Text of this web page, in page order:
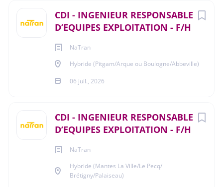
CDI - INGENIEUR RESPONSABLE
D’EQUIPES EXPLOITATION - F/H
NaTran
Hybride (Pitgam/Arque ou Boulogne/Abbeville)
06 juil., 2026
CDI - INGENIEUR RESPONSABLE
D’EQUIPES EXPLOITATION - F/H
NaTran
Hybride (Mantes La Ville/Le Pecq/
Brétigny/Palaiseau)
- Connaissance des matériaux, assemblages (soudure,
frettage, etc.), procédés de fabrication (forge, usinage,
- Bonne connaissance des codes, normes et
réglementations applicables aux équipements
mécaniques.
validation des modèles 3D) ; une pratique directe de la
CAO est un plus.